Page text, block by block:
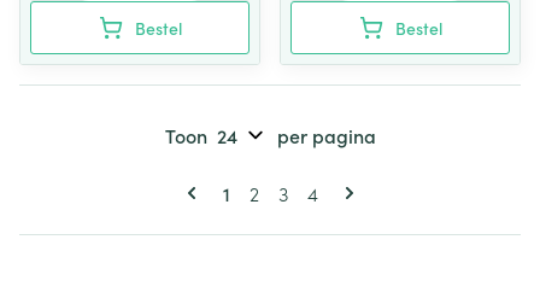
Bestel Bestel
Pagina's
U lees momenteel pagina
1 Pagina
2 Pagina
3 Pagina
4
Toon per pagina